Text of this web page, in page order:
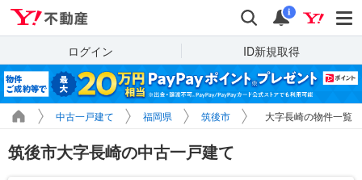
検索 通知
i
ログイン ID新規取得
中古一戸建て 福岡県 筑後市 大字長崎の物件一覧
筑後市大字長崎の中古一戸建て